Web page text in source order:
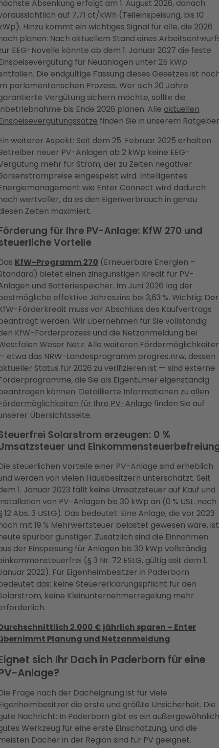
Absenkung erfolgt am 1. August 2026, danach
auf 7,71 ct/kWh (Teileinspeisung, bis 10
Hinzu kommt ein wichtiges Signal für alle, die 2026
planen: Nach aktuellem Stand eines
EEG-Novelle könnte ab dem 1. Januar 2027 die feste
für Neuanlagen unter 25 kWp
Die endgültige Fassung dieses Gesetzes ist
parlamentarischen Prozess. Wer sich 20 Jahre
Vergütung sichern möchte, sollte die
bis Ende 2026 planen. Alle aktuellen
finden Sie in unserem
weiterer Aspekt: Seit dem 25. Februar 2025 erhalten
neuer PV-Anlagen ab 2 kWp keine EEG-
mehr für Strom, der zu Zeiten negativer
eingespeist wird. Intelligentes
wie Enter Connect wird dadurch
wertvoller, da es den Eigenverbrauch in genau
Zeiten maximiert.
für Ihre PV-Anlage: KfW 270 und
Vorteile
KfW-Programm 270 (Erneuerbare Energien –
bietet einen zinsgünstigen Kredit für PV-
und Batteriespeicher. Im Juni 2026 lag der
effektive Jahreszins bei 3,63 %. Wichtig: Der
Förderkredit muss vor Abschluss des Kaufvertrags
werden. Wir übernehmen für Sie vollständig
KfW-Förderprozess und die Netzanmeldung bei
Weser Netz. Alle weiteren
etwa das NRW-Landesprogramm progres.nrw, dessen
Status für 2026 zu verifizieren ist — sind externe
die Sie als Eigentümer eigenständig
können. Detaillierte Informationen zu allen
für Ihre PV-Anlage finden Sie auf
Übersichtsseite.
Solarstrom erzeugen: 0 %
und
steuerlichen Vorteile einer PV-Anlage sind erheblich
werden von vielen Hausbesitzern unterschätzt. Seit
1. Januar 2023 fällt keine Umsatzsteuer auf Kauf und
von PV-Anlagen bis 30 kWp an (0 % USt. nach
12 Abs. 3 UStG). Das bedeutet: Eine Anlage, die vor 2023
mit 19 % Mehrwertsteuer belastet gewesen wäre, ist
spürbar günstiger. Zusätzlich sind die Einnahmen
der Einspeisung für Anlagen bis 30 kWp vollständig
(§ 3 Nr. 72 EStG, gültig seit dem 1.
2022). Für Eigenheimbesitzer in Paderborn
das: keine Steuererklärungspflicht für den
keine Kleinunternehmerregelung mehr
2.000 € jährlich sparen – Enter
Planung und Netzanmeldung
sich Ihr Dach in Paderborn für eine
Anlage?
Frage nach der Dacheignung ist für viele
die erste und größte Unsicherheit. Die
Nachricht: In Paderborn gibt es ein außergewöhnlich
Werkzeug für eine erste Einschätzung, und die
Dächer in der Region sind für PV geeignet.